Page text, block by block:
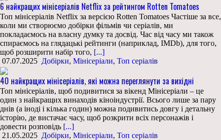
6 найкращих мінісеріалів Netflix за рейтингом Rotten Tomatoes
Топ мінісеріалів Netflix за версією Rotten Tomatoes Частіше за все,
коли ми створюємо добірки фільмів чи серіалів, ми
покладаємось на власну думку та досвід. Час від часу ми також
спираємось на глядацькі рейтинги (наприклад, IMDb), для того,
щоб розширити набір того, [...]
07.07.2025 Добірки, Мінісеріали, Топ серіалів
40 найкращих мінісеріалів, які можна переглянути за вихідні
Топ мінісеріалів, щоб подивитися за вікенд Мінісеріали – це
один з найкращих винаходів кіноіндустрії. Всього лише за пару
днів (а іноді і кілька годин) можна подивитись довгу і детальну
історію, де вистачає часу, щоб розкрити всіх персонажів і
довести розповідь [...]
21.05.2025 Добірки, Мінісеріали, Топ серіалів